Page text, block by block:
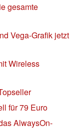
gesamte
Vega-Grafik jetzt
Wireless
für 79 Euro
AlwaysOn-